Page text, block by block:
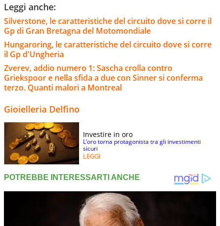
Leggi anche:
Silverstone, le caratteristiche del circuito dove si corre il
Gp di Gran Bretagna del Motomondiale
Hungaroring, le caratteristiche del circuito dove si corre
il Gp d'Ungheria
Zverev, addio numero 1: Sascha crolla contro
Griekspoor e nella sfida a due con Sinner si conferma
terzo. Quanti malori a Montreal
Gioielleria Delfino
Investire in oro
L’oro torna protagonista tra gli investimenti
sicuri
LEGGI